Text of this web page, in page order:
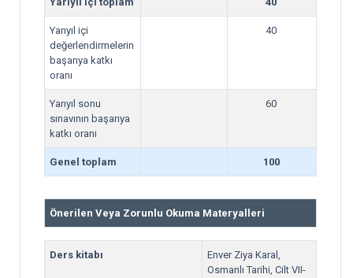
Yarıyıl içi
değerlendirmelerin
başarıya katkı
oranı
40
Yarıyıl sonu
sınavının başarıya
katkı oranı
60
Genel toplam 100
Önerilen Veya Zorunlu Okuma Materyalleri
Ders kitabı
Enver Ziya Karal,
Osmanlı Tarihi, Cilt VII-